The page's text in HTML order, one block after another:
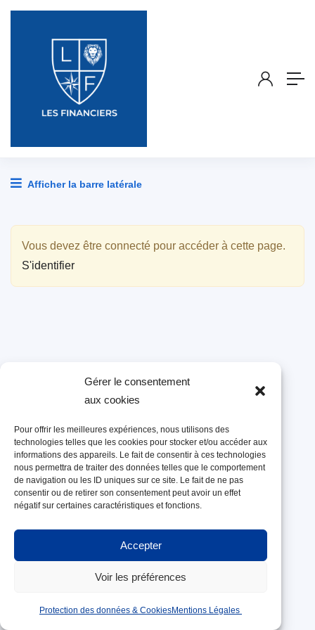
Gérer le consentement
aux cookies
Pour offrir les meilleures expériences, nous utilisons des
technologies telles que les cookies pour stocker et/ou accéder aux
informations des appareils. Le fait de consentir à ces technologies
nous permettra de traiter des données telles que le comportement
de navigation ou les ID uniques sur ce site. Le fait de ne pas
consentir ou de retirer son consentement peut avoir un effet
négatif sur certaines caractéristiques et fonctions.
Accepter
Voir les préférences
Protection des données & CookiesMentions Légales
Afficher la barre latérale
Vous devez être connecté pour accéder à cette page.
S'identifier